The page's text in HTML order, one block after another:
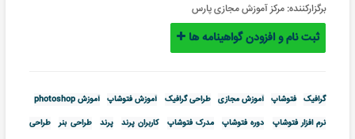
برگزارکننده: مرکز آموزش مجازی پارس
ثبت نام و افزودن گواهینامه ها
گرافیک فتوشاپ آموزش مجازی طراحی گرافیک آموزش فتوشاپ آموزش photoshop
نرم افزار فتوشاپ
دوره فتوشاپ مدرک فتوشاپ کاربران پرند پرند طراحی بنر
طراحی